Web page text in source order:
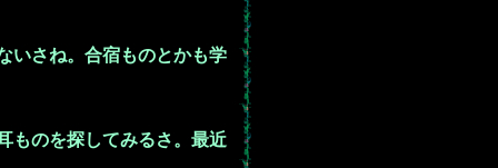
さね。合宿ものとかも学
のを探してみるさ。最近